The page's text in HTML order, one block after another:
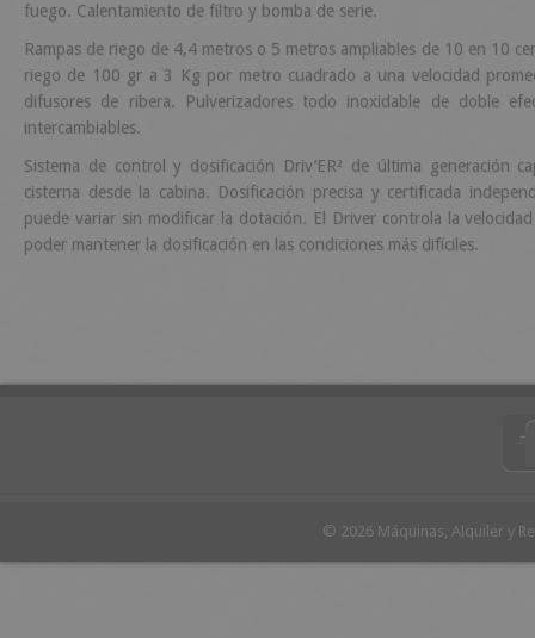
fuego. Calentamiento de filtro y bomba de serie.
Rampas de riego de 4,4 metros o 5 metros ampliables de 10 en 10
riego de 100 gr a 3 Kg por metro cuadrado a una velocidad
difusores de ribera. Pulverizadores todo inoxidable de doble
intercambiables.
Sistema de control y dosificación Driv’ER² de última generación
cisterna desde la cabina. Dosificación precisa y certificada
puede variar sin modificar la dotación. El Driver controla la
poder mantener la dosificación en las condiciones más difíciles.
© 2026 Máquinas, Alquiler y